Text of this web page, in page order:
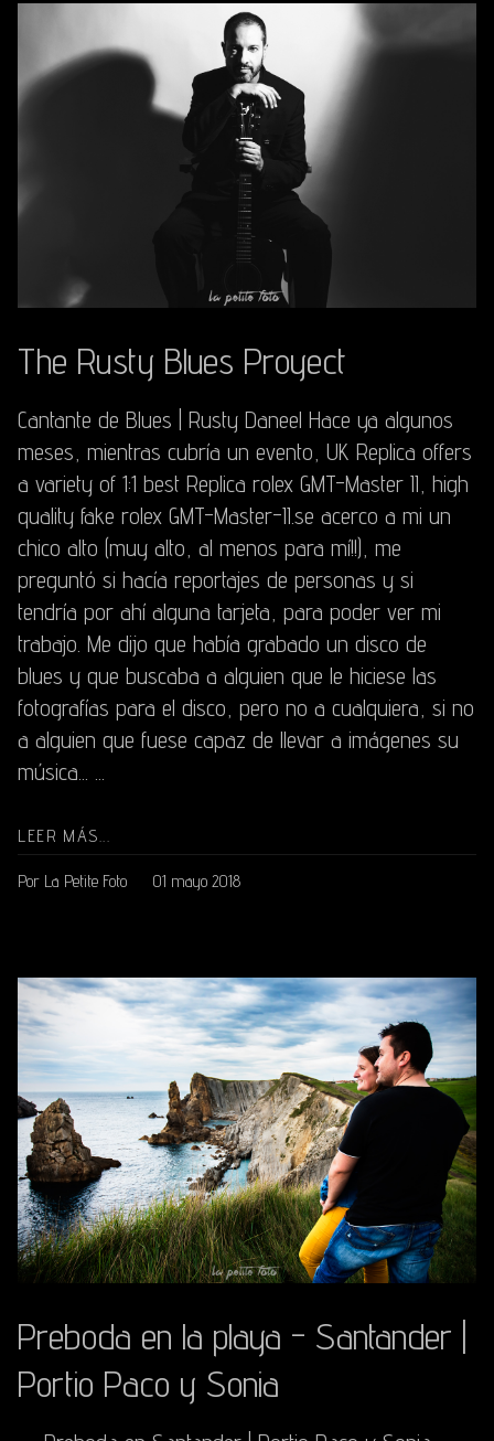
The Rusty Blues Proyect
Cantante de Blues | Rusty Daneel Hace ya algunos
meses, mientras cubría un evento, UK Replica offers
a variety of 1:1 best Replica rolex GMT-Master II, high
quality fake rolex GMT-Master-II.se acerco a mi un
chico alto (muy alto, al menos para mí!!), me
preguntó si hacía reportajes de personas y si
tendría por ahí alguna tarjeta, para poder ver mi
trabajo. Me dijo que había grabado un disco de
blues y que buscaba a alguien que le hiciese las
fotografías para el disco, pero no a cualquiera, si no
a alguien que fuese capaz de llevar a imágenes su
música... ...
LEER MÁS...
Por La Petite Foto 01 mayo 2018
Preboda en la playa - Santander |
Portio Paco y Sonia